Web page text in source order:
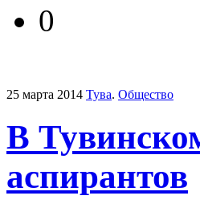
0
25 марта 2014 Тува. Общество
В
аспирантов